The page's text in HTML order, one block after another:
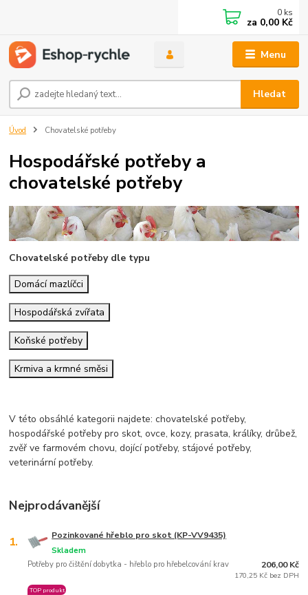
Menu
Hledat
0 ks
za 0,00 Kč
Úvod Chovatelské potřeby
Hospodářské potřeby a
chovatelské potřeby
Chovatelské potřeby dle typu
Domácí mazlíčci
Hospodářská zvířata
Koňské potřeby
Krmiva a krmné směsi
V této obsáhlé kategorii najdete: chovatelské potřeby,
hospodářské potřeby pro skot, ovce, kozy, prasata, králíky, drůbež,
zvěř ve farmovém chovu, dojící potřeby, stájové potřeby,
veterinární potřeby.
Nejprodávanější
1. Pozinkované hřeblo pro skot (KP-VV9435)
Potřeby pro čištění dobytka - hřeblo pro hřebelcování krav
Skladem
TOP produkt
206,00 Kč
170,25 Kč bez DPH